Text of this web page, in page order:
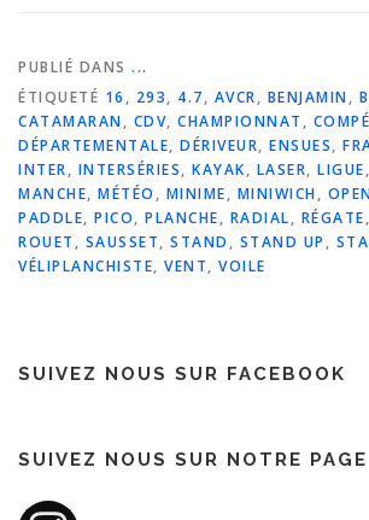
PUBLIÉ DANS ...
ÉTIQUETÉ 16 , 293, 4.7, AVCR, BENJAMIN,
CATAMARAN, CDV, CHAMPIONNAT ,
DÉPARTEMENTALE, DÉRIVEUR, ENSUES,
INTER, INTERSÉRIES, KAYAK, LASER, LIGUE,
MANCHE, MÉTÉO , MINIME, MINIWICH,
PADDLE, PICO, PLANCHE, RADIAL, RÉGATE,
ROUET , SAUSSET, STAND , STAND UP ,
VÉLIPLANCHISTE, VENT, VOILE
SUIVEZ NOUS SUR FACEBOOK
SUIVEZ NOUS SUR NOTRE